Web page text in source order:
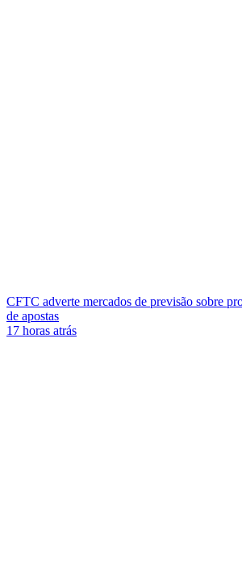
CFTC adverte mercados de previsão sobre
de apostas
17 horas atrás